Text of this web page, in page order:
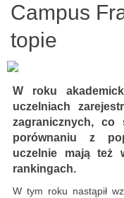
Campus
topie
W roku
uczelniach
zagranicznych,
porównaniu z
uczelnie mają też
rankingach.
W tym roku nastąpił